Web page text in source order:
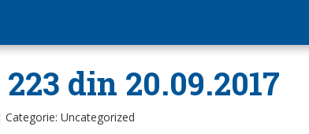
din 20.09.2017
Categorie: Uncategorized